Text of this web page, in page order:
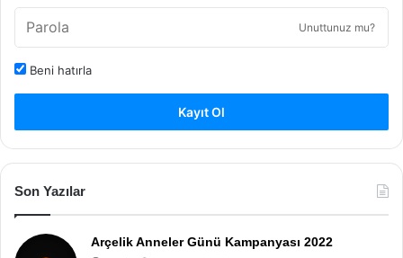
Unuttunuz mu?
Beni hatırla
Kayıt Ol
Son Yazılar
Arçelik Anneler Günü Kampanyası 2022